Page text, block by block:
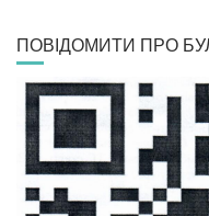
ПОВІДОМИТИ ПРО